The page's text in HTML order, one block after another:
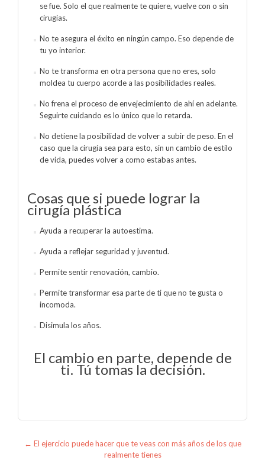
se fue. Solo el que realmente te quiere, vuelve con o sin
cirugías.
No te asegura el éxito en ningún campo. Eso depende de
tu yo interior.
No te transforma en otra persona que no eres, solo
moldea tu cuerpo acorde a las posibilidades reales.
No frena el proceso de envejecimiento de ahí en adelante.
Seguirte cuidando es lo único que lo retarda.
No detiene la posibilidad de volver a subir de peso. En el
caso que la cirugía sea para esto, sin un cambio de estilo
de vida, puedes volver a como estabas antes.
Cosas que si puede lograr la
cirugía plástica
Ayuda a recuperar la autoestima.
Ayuda a reflejar seguridad y juventud.
Permite sentir renovación, cambio.
Permite transformar esa parte de ti que no te gusta o
incomoda.
Disimula los años.
El cambio en parte, depende de
ti. Tú tomas la decisión.
Navegación de entradas
← El ejercicio puede hacer que te veas con más años de los que
realmente tienes